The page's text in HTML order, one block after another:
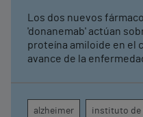
terapias
Los dos nuevos
'donanemab' actúan
proteína amiloide en el
avance de la enfermedad El hospital
seguimiento clínico de
alzheimer instituto de